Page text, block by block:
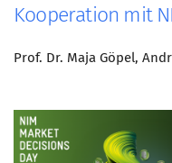
Kooperation mit
Prof. Dr. Maja Göpel,